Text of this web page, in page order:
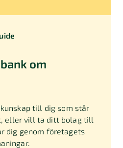
om
till dig som står
eller vill ta ditt bolag till
dig genom företagets